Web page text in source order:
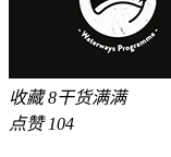
收藏 8干货满满
点赞 104